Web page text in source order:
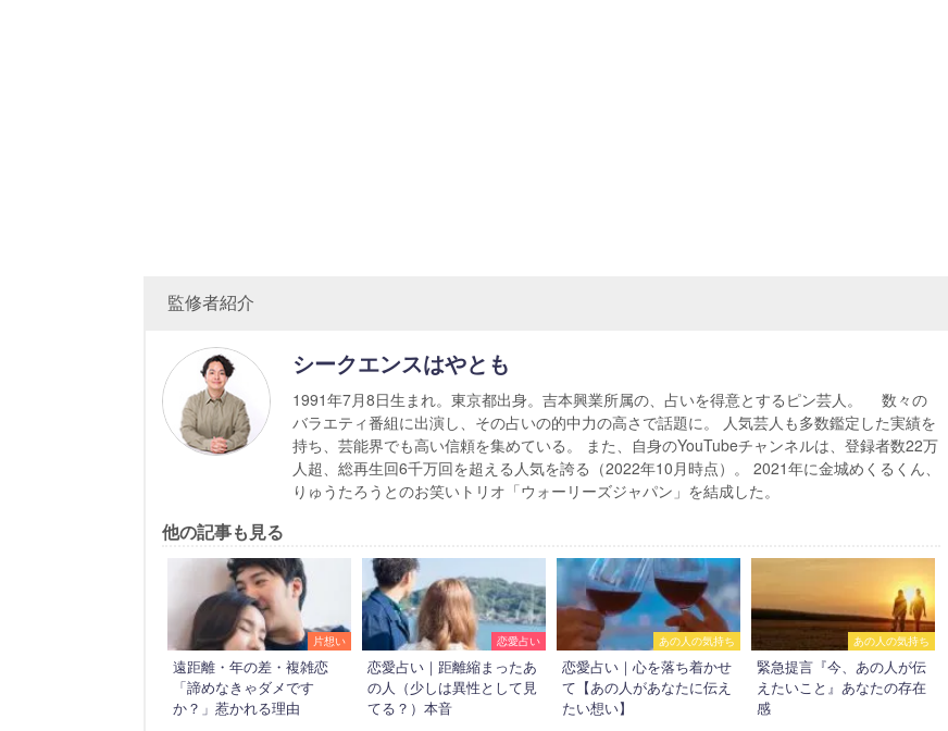
監修者紹介
シークエンスはやとも
1991年7月8日生まれ。東京都出身。吉本興業所属の、占いを得意とするピン芸人。 数々の
バラエティ番組に出演し、その占いの的中力の高さで話題に。 人気芸人も多数鑑定した実績を
持ち、芸能界でも高い信頼を集めている。 また、自身のYouTubeチャンネルは、登録者数22万
人超、総再生回6千万回を超える人気を誇る（2022年10月時点）。 2021年に金城めくるくん、
りゅうたろうとのお笑いトリオ「ウォーリーズジャパン」を結成した。
他の記事も見る
片想い
遠距離・年の差・複雑恋
「諦めなきゃダメです
か？」惹かれる理由
恋愛占い
恋愛占い｜距離縮まったあ
の人（少しは異性として見
てる？）本音
あの人の気持ち
恋愛占い｜心を落ち着かせ
て【あの人があなたに伝え
たい想い】
あの人の気持ち
緊急提言『今、あの人が伝
えたいこと』あなたの存在
感